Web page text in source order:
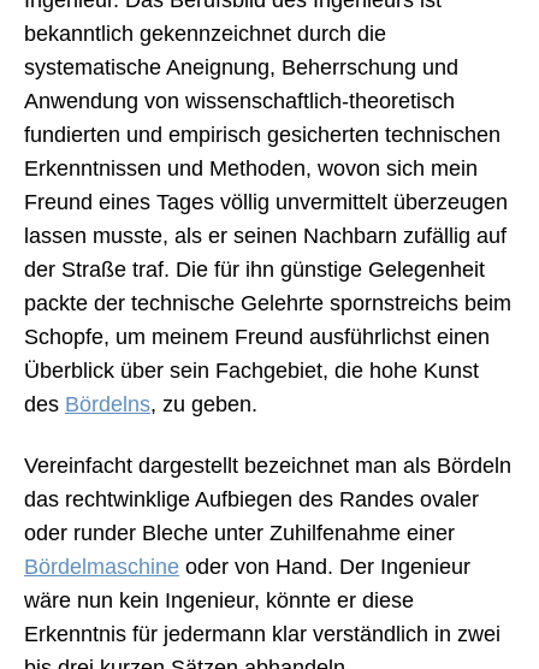
bekanntlich gekennzeichnet durch die
systematische Aneignung, Beherrschung und
Anwendung von wissenschaftlich-theoretisch
fundierten und empirisch gesicherten technischen
Erkenntnissen und Methoden, wovon sich mein
Freund eines Tages völlig unvermittelt überzeugen
lassen musste, als er seinen Nachbarn zufällig auf
der Straße traf. Die für ihn günstige Gelegenheit
packte der technische Gelehrte spornstreichs beim
Schopfe, um meinem Freund ausführlichst einen
Überblick über sein Fachgebiet, die hohe Kunst
des Bördelns, zu geben.
Vereinfacht dargestellt bezeichnet man als Bördeln
das rechtwinklige Aufbiegen des Randes ovaler
oder runder Bleche unter Zuhilfenahme einer
Bördelmaschine oder von Hand. Der Ingenieur
wäre nun kein Ingenieur, könnte er diese
Erkenntnis für jedermann klar verständlich in zwei